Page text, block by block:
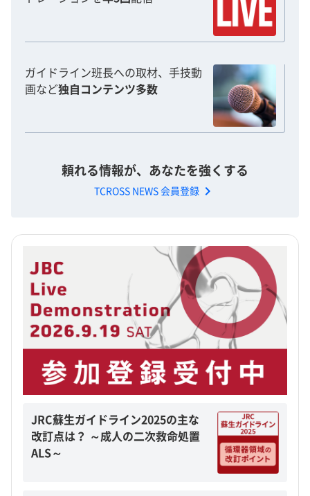
ガイドライン班長への取材、手技動
画など独自コンテンツ多数
頼れる情報が、あなたを強くする
TCROSS NEWS 会員登録 chevron_right
JRC蘇生ガイドライン2025の主な
改訂点は？ ～成人の二次救命処置
ALS～